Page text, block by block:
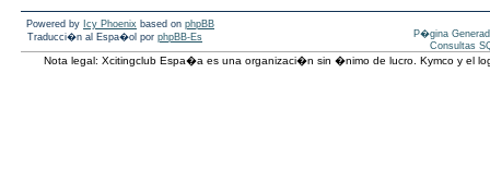
Powered by Icy Phoenix based on phpBB
Traducci�n al Espa�ol por phpBB-Es
P�gina
Consultas
Nota legal: Xcitingclub Espa�a es una organizaci�n sin �nimo de lucro. Kymco y el